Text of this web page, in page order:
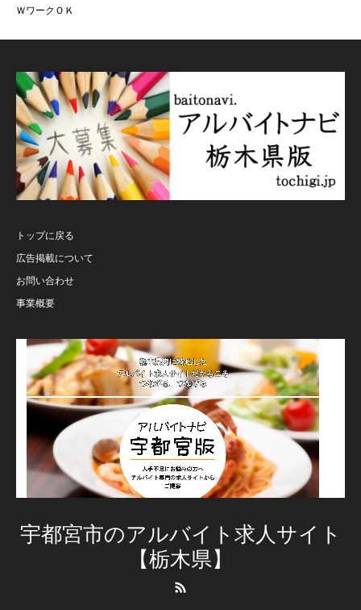
ＷワークＯＫ
トップに戻る
広告掲載について
お問い合わせ
事業概要
宇都宮市のアルバイト求人サイト
【栃木県】